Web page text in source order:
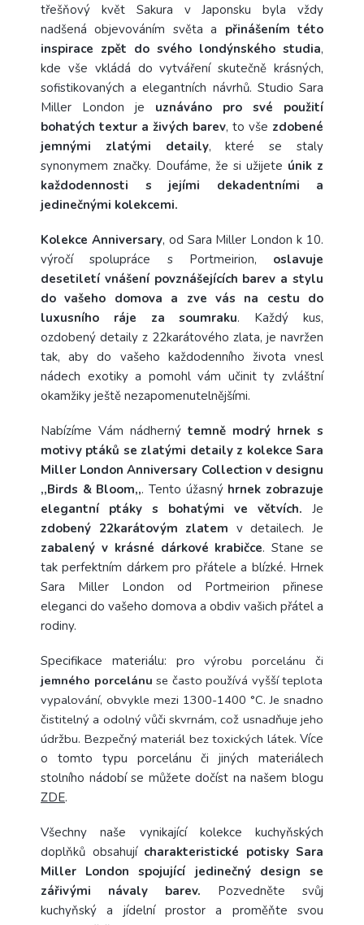
třešňový květ Sakura v Japonsku byla vždy
nadšená objevováním světa a přinášením této
inspirace zpět do svého londýnského studia,
kde vše vkládá do vytváření skutečně krásných,
sofistikovaných a elegantních návrhů. Studio Sara
Miller London je uznáváno pro své použití
bohatých textur a živých barev, to vše zdobené
jemnými zlatými detaily, které se staly
synonymem značky. Doufáme, že si užijete únik z
každodennosti s jejími dekadentními a
jedinečnými kolekcemi.
Kolekce Anniversary, od Sara Miller London k 10.
výročí spolupráce s Portmeirion, oslavuje
desetiletí vnášení povznášejících barev a stylu
do vašeho domova a zve vás na cestu do
luxusního ráje za soumraku.
Každý kus,
ozdobený detaily z 22karátového zlata, je navržen
tak, aby do vašeho každodenního života vnesl
nádech exotiky a pomohl vám učinit ty zvláštní
okamžiky ještě nezapomenutelnějšími.
Nabízíme Vám nádherný temně modrý hrnek s
motivy ptáků se zlatými detaily z kolekce Sara
Miller London Anniversary Collection v designu
,,Birds & Bloom,,. Tento úžasný hrnek zobrazuje
elegantní ptáky s bohatými ve větvích. Je
zdobený 22karátovým zlatem v detailech. Je
zabalený v krásné dárkové krabičce. Stane se
tak perfektním dárkem pro přátele a blízké. Hrnek
Sara Miller London od Portmeirion přinese
eleganci do vašeho domova a obdiv vašich přátel a
rodiny.
Specifikace materiálu: pro výrobu porcelánu či
jemného porcelánu se často používá vyšší teplota
vypalování, obvykle mezi 1300-1400 °C.Je snadno
čistitelný a odolný vůči skvrnám, což usnadňuje jeho
údržbu. Bezpečný materiál bez toxických látek. Více
o tomto typu porcelánu či jiných materiálech
stolního nádobí se můžete dočíst na našem blogu
ZDE.
Všechny naše vynikající kolekce kuchyňských
doplňků obsahují charakteristické potisky Sara
Miller London spojující jedinečný design se
zářivými návaly barev. Pozvedněte svůj
kuchyňský a jídelní prostor a proměňte svou